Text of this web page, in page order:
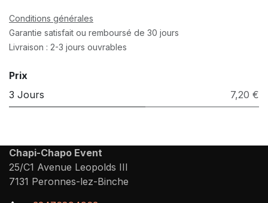
Conditions générales
Garantie satisfait ou remboursé de 30 jours
Livraison : 2-3 jours ouvrables
Prix
3 Jours
7,20 €
Chapi-Chapo Event
25/C1 Avenue Leopolds III
7131 Peronnes-lez-Binche